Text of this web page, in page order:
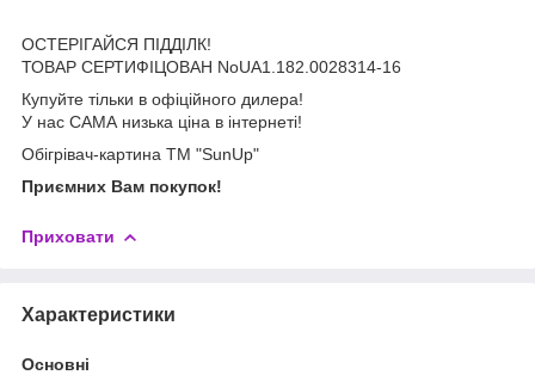
ОСТЕРІГАЙСЯ ПІДДІЛК!
ТОВАР СЕРТИФІЦОВАН NoUA1.182.0028314-16
Купуйте тільки в офіційного дилера!
У нас САМА низька ціна в інтернеті!
Обігрівач-картина ТМ "SunUp"
Приємних Вам покупок!
Приховати
Характеристики
Основні